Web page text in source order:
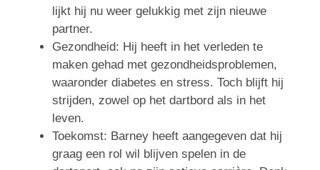
lijkt hij nu weer gelukkig met zijn nieuwe
partner.
Gezondheid: Hij heeft in het verleden te
maken gehad met gezondheidsproblemen,
waaronder diabetes en stress. Toch blijft hij
strijden, zowel op het dartbord als in het
leven.
Toekomst: Barney heeft aangegeven dat hij
graag een rol wil blijven spelen in de